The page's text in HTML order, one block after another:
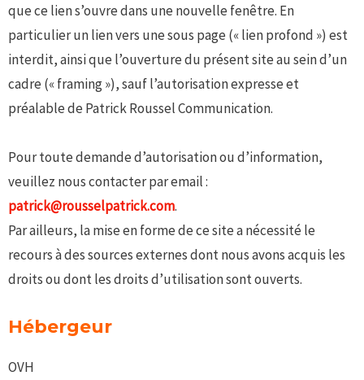
que ce lien s’ouvre dans une nouvelle fenêtre. En
particulier un lien vers une sous page (« lien profond ») est
interdit, ainsi que l’ouverture du présent site au sein d’un
cadre (« framing »), sauf l’autorisation expresse et
préalable de Patrick Roussel Communication.
Pour toute demande d’autorisation ou d’information,
veuillez nous contacter par email :
patrick@rousselpatrick.com.
Par ailleurs, la mise en forme de ce site a nécessité le
recours à des sources externes dont nous avons acquis les
droits ou dont les droits d’utilisation sont ouverts.
Hébergeur
OVH